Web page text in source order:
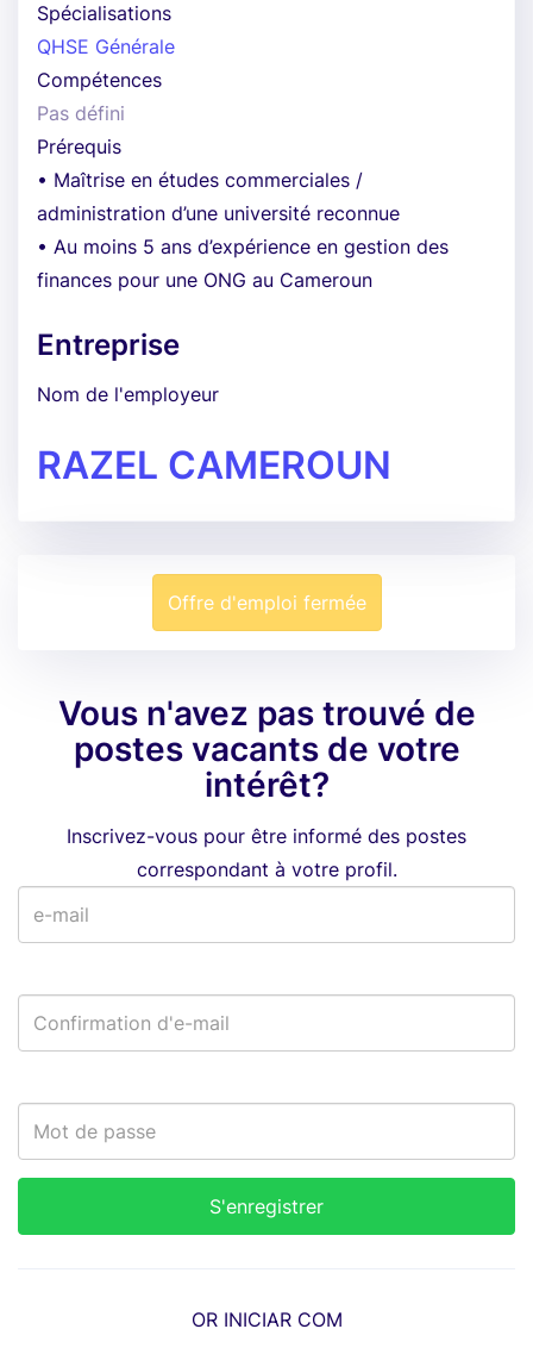
Spécialisations
QHSE Générale
Compétences
Pas défini
Prérequis
• Maîtrise en études commerciales /
administration d’une université reconnue
• Au moins 5 ans d’expérience en gestion des
finances pour une ONG au Cameroun
Entreprise
Nom de l'employeur
RAZEL CAMEROUN
Offre d'emploi fermée
Vous n'avez pas trouvé de
postes vacants de votre
intérêt?
Inscrivez-vous pour être informé des postes
correspondant à votre profil.
OR INICIAR COM